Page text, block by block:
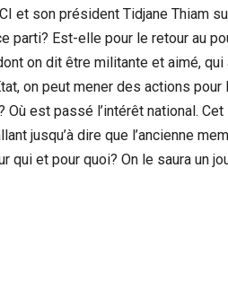
et son président Tidjane Thiam
parti? Est-elle pour le retour au
on dit être militante et aimé, qui
on peut mener des actions pour
est passé l’intérêt national. Cet
jusqu’à dire que l’ancienne
et pour quoi? On le saura un